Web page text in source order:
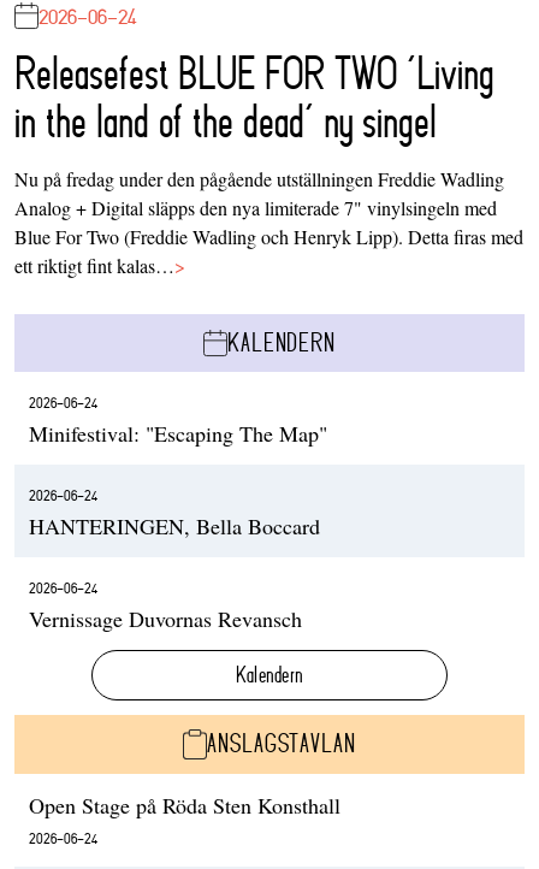
2026-06-24
Releasefest BLUE FOR TWO ‘Living
in the land of the dead’ ny singel
Nu på fredag under den pågående utställningen Freddie Wadling
Analog + Digital släpps den nya limiterade 7" vinylsingeln med
Blue For Two (Freddie Wadling och Henryk Lipp). Detta firas med
ett riktigt fint kalas…>
KALENDERN
2026-06-24
Minifestival: "Escaping The Map"
2026-06-24
HANTERINGEN, Bella Boccard
2026-06-24
Vernissage Duvornas Revansch
Kalendern
ANSLAGSTAVLAN
Open Stage på Röda Sten Konsthall
2026-06-24